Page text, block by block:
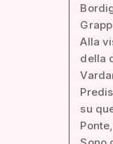
Alla
della
su